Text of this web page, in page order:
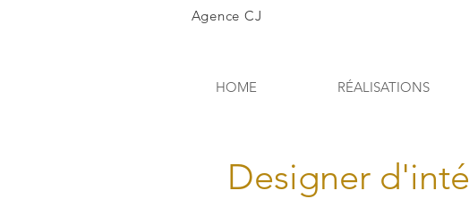
Agence CJ
HOME RÉALISATIONS
Designer